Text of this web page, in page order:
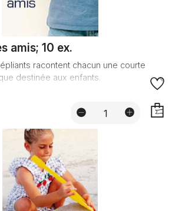
amis; 10 ex.
racontent chacun une courte
destinée aux enfants.